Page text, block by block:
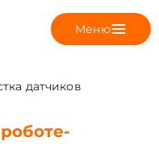
Меню
датчиков